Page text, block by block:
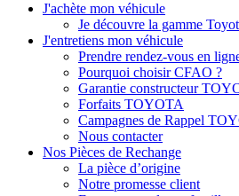
J'achète mon véhicule
Je découvre la gamme
J'entretiens mon véhicule
Prendre rendez-vous en
Pourquoi choisir CFAO ?
Garantie constructeur
Forfaits TOYOTA
Campagnes de Rappel
Nous contacter
Nos Pièces de Rechange
La pièce d’origine
Notre promesse client